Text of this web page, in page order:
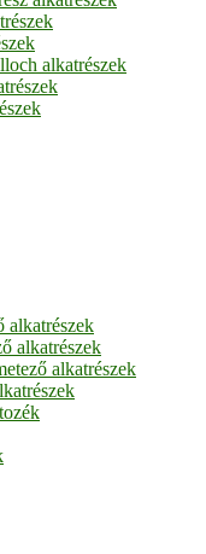
alkatrészek
alkatrészek
alkatrészek
alkatrészek